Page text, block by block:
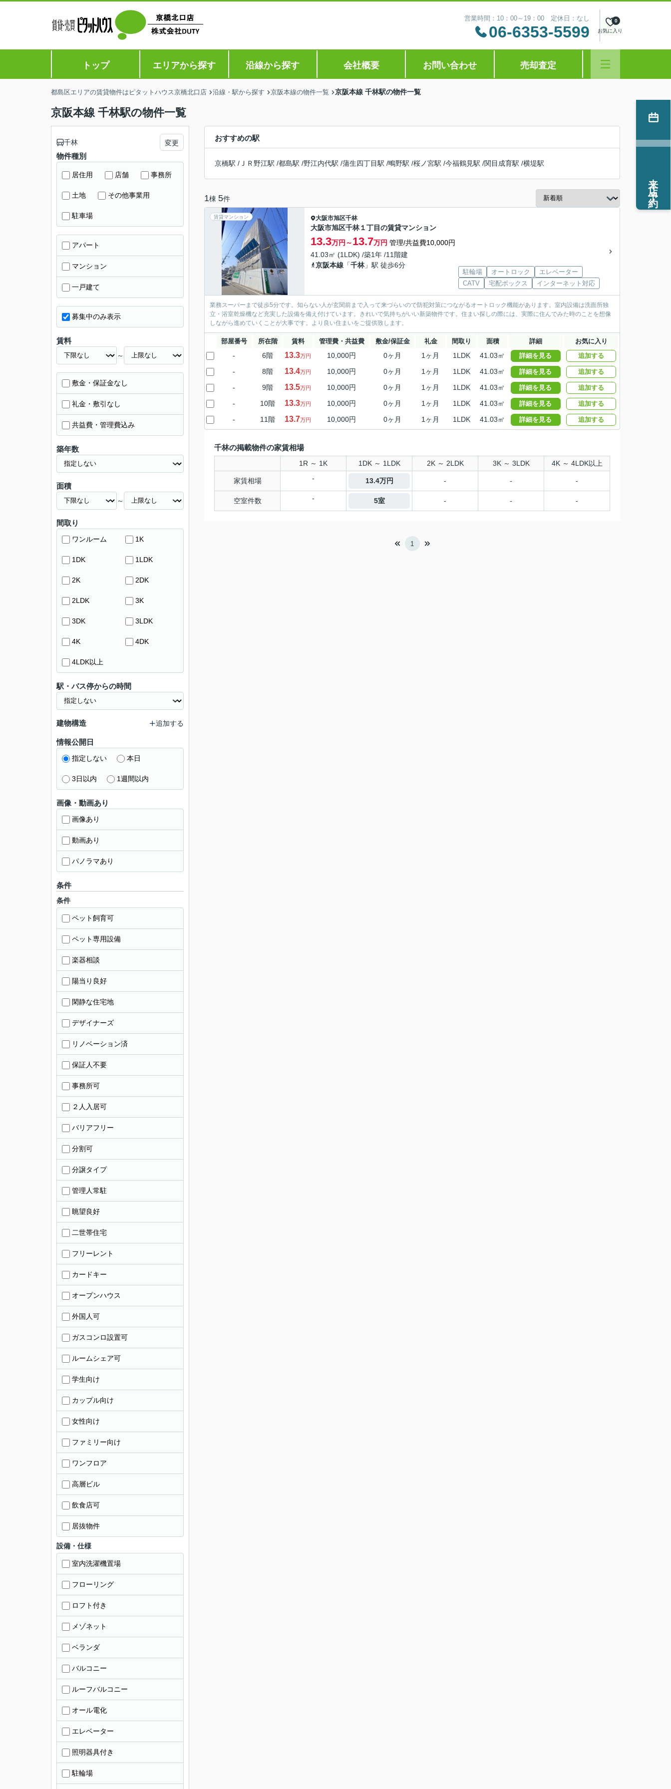
営業時間：10：00～19：00 定休日：なし
06-6353-5599 お気に入り
0
トップ エリアから探す 沿線から探す 会社概要 お問い合わせ 売却査定
都島区エリアの賃貸物件はピタットハウス京橋北口店 沿線・駅から探す 京阪本線の物件一覧 京阪本線 千林駅の物件一覧
京阪本線 千林駅の物件一覧
おすすめの駅
京橋駅 / ＪＲ野江駅 /都島駅 /野江内代駅 /蒲生四丁目駅 /鴫野駅 /桜ノ宮駅 /今福鶴見駅 /関目成育駅 /横堤駅
1棟 5件
賃貸マンション 大阪市旭区千林
大阪市旭区千林１丁目の賃貸マンション
13.3万円～13.7万円 管理/共益費10,000円
41.03㎡ (1LDK) /築1年 /11階建
京阪本線 「千林」駅 徒歩6分
駐輪場 オートロック
エレベーター
CATV
宅配ボックス インターネット対応
業務スーパーまで徒歩5分です。知らない人が玄関前まで入って来づらいので防犯対策につながるオートロック機能があります。室内設備は洗面所独
立・浴室乾燥機など充実した設備を備え付けています。きれいで気持ちがいい新築物件です。住まい探しの際には、実際に住んでみた時のことを想像
しながら進めていくことが大事です。より良い住まいをご提供致します。
部屋番号 所在階 賃料 管理費・共益費 敷金/保証金 礼金 間取り 面積 詳細 お気に入り
- 6階 13.3万円 10,000円 0ヶ月 1ヶ月 1LDK 41.03㎡ 詳細を見る 追加する
- 8階 13.4万円 10,000円 0ヶ月 1ヶ月 1LDK 41.03㎡ 詳細を見る 追加する
- 9階 13.5万円 10,000円 0ヶ月 1ヶ月 1LDK 41.03㎡ 詳細を見る 追加する
- 10階 13.3万円 10,000円 0ヶ月 1ヶ月 1LDK 41.03㎡ 詳細を見る 追加する
- 11階 13.7万円 10,000円 0ヶ月 1ヶ月 1LDK 41.03㎡ 詳細を見る 追加する
千林の掲載物件の家賃相場
1R ～ 1K 1DK ～ 1LDK 2K ～ 2LDK 3K ～ 3LDK 4K ～ 4LDK以上
家賃相場 - 13.4万円 - - -
空室件数 - 5室 - - -
1
千林 変更
物件種別
居住用 店舗 事務所
土地 その他事業用
駐車場
アパート
マンション
一戸建て
募集中のみ表示
賃料
～
敷金・保証金なし
礼金・敷引なし
共益費・管理費込み
築年数
面積
～
間取り
ワンルーム 1K
1DK 1LDK
2K 2DK
2LDK 3K
3DK 3LDK
4K 4DK
4LDK以上
駅・バス停からの時間
建物構造 追加する
情報公開日
指定しない 本日
3日以内 1週間以内
画像・動画あり
画像あり
動画あり
パノラマあり
条件
条件
ペット飼育可
ペット専用設備
楽器相談
陽当り良好
閑静な住宅地
デザイナーズ
リノベーション済
保証人不要
事務所可
２人入居可
バリアフリー
分割可
分譲タイプ
管理人常駐
眺望良好
二世帯住宅
フリーレント
カードキー
オープンハウス
外国人可
ガスコンロ設置可
ルームシェア可
学生向け
カップル向け
女性向け
ファミリー向け
ワンフロア
高層ビル
飲食店可
居抜物件
設備・仕様
室内洗濯機置場
フローリング
ロフト付き
メゾネット
ベランダ
バルコニー
ルーフバルコニー
オール電化
エレベーター
照明器具付き
駐輪場
来店予約